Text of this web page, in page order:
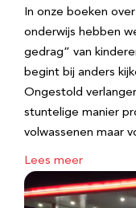
In onze boeken
onderwijs hebben
gedrag” van
begint bij anders
Ongestold
stuntelige manier
volwassenen maar
Lees meer